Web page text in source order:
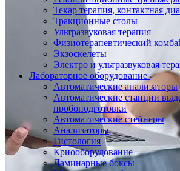
Текар терапия, контактная
Тракционные столы
Ультразвуковая терапия
Физиотерапевтический
Экзоскелеты
Электро и ультразвуковая
Лабораторное оборудование
Автоматические анализаторы
Автоматические станции
пробоподготовки
Автоматические стейнеры
Анализаторы
Гистология
Криооборудование
Ламинарные боксы